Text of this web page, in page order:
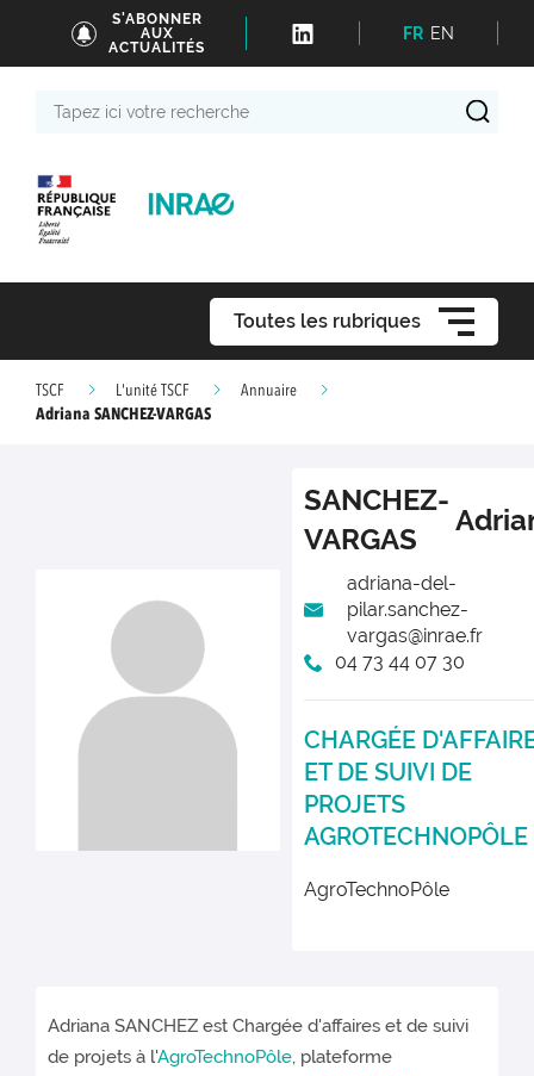
S'ABONNER
AUX
ACTUALITÉS
FR EN
Toutes les rubriques
TSCF L'unité TSCF
Annuaire
Adriana SANCHEZ-VARGAS
SANCHEZ-
VARGAS
adriana-del-
pilar.sanchez-
vargas@inrae.fr
04 73 44 07 30
CHARGÉE
ET DE SUIVI DE
PROJETS
AGROTECHNOPÔLE
AgroTechnoPôle
Adriana SANCHEZ est Chargée d'affaires et de suivi
de projets à l'AgroTechnoPôle, plateforme